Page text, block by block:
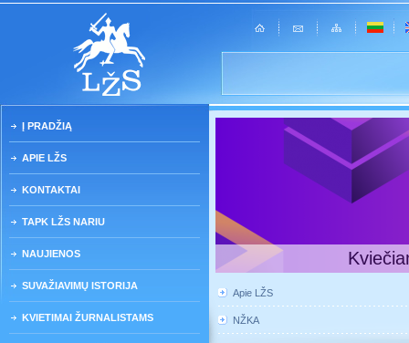
Į PRADŽIĄ
APIE LŽS
KONTAKTAI
TAPK LŽS NARIU
NAUJIENOS
SUVAŽIAVIMŲ ISTORIJA
KVIETIMAI ŽURNALISTAMS
Apie LŽS
NŽKA